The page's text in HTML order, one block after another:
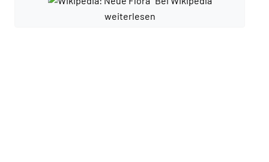
weiterlesen